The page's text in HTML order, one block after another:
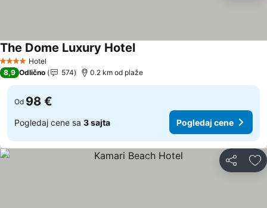
4 ZvezdiceHotel
The Dome Luxury HotelPogledaj cene
8,9 Odlično 574 0.2 km od plaže
Od 98 €
Pogledaj cene sa 3 sajta Pogledaj cene
Deli